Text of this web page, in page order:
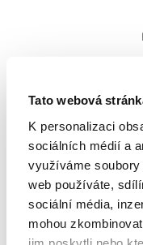
Tato webová
K personalizaci
sociálních médií a
využíváme
web používáte,
sociální média,
mohou